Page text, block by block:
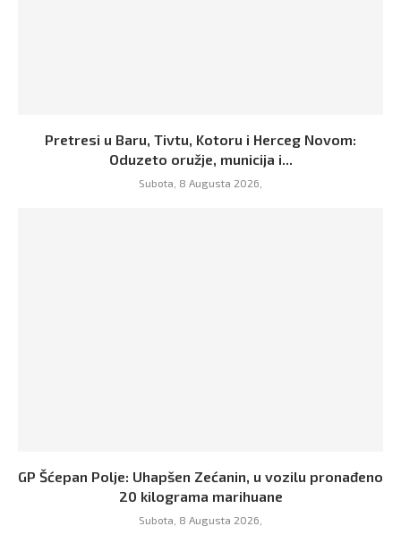
Pretresi u Baru, Tivtu, Kotoru i Herceg Novom:
Oduzeto oružje, municija i...
Subota, 8 Augusta 2026,
GP Šćepan Polje: Uhapšen Zećanin, u vozilu pronađeno
20 kilograma marihuane
Subota, 8 Augusta 2026,